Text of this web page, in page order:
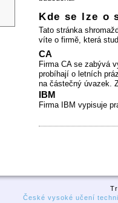
Kde se lze o
Tato stránka
víte o firmě, která
CA
Firma CA se zabývá
probíhají o letních
na částečný úvazek.
IBM
Firma IBM vypisuje
České vysoké učení